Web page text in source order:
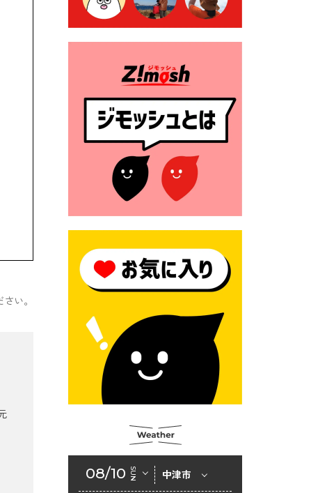
い。
一般開放
（令和８年４月１日施行）
格改定
2026年6月23日 公告一覧（市
内業者対象）を更新しまし
2026年6月23日 （一財）豊前
市佐野・則尾育英会奨学生募
2026年6月18日 セアカゴケグ
モにご注意ください！
ェルターの指定
2026年6月10日 令和８年経済
センサス-活動調査
2026年6月9日 令和８年第３
回定例会「一般質問一覧表」
2026年6月5日 新婚世帯の家
2026年6月2日 戸籍に氏名の
振り仮名が記載されます
08/10 SUN 中津市